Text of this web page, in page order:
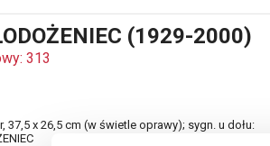
(1929-2000)
313
37,5 x 26,5 cm (w świetle oprawy); sygn. u dołu: